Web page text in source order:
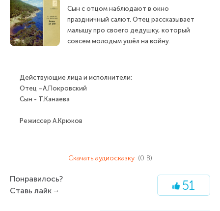
Сын с отцом наблюдают в окно
праздничный салют. Отец рассказывает
малышу про своего дедушку, который
совсем молодым ушёл на войну.
Действующие лица и исполнители:
Отец –А.Покровский
Сын - Т.Канаева
Режиссер А.Крюков
Скачать аудиосказку (0 B)
Понравилось?
Ставь лайк
51